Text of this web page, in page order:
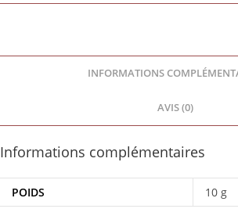
INFORMATIONS
AVIS (0)
Informations complémentaires
POIDS 10 g